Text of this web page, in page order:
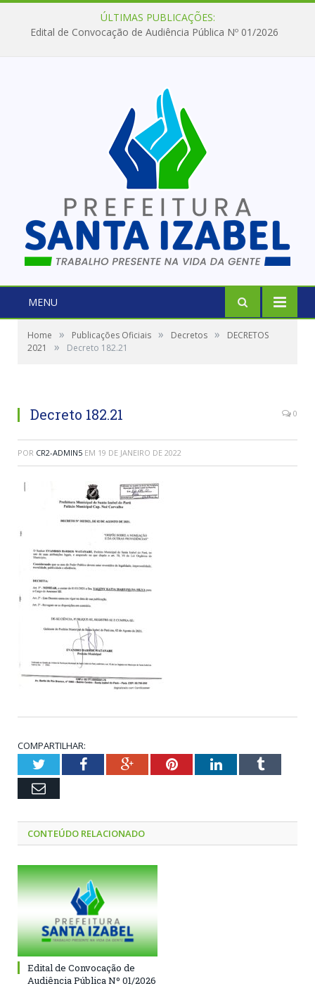
ÚLTIMAS PUBLICAÇÕES:
Edital de Convocação de Audiência Pública Nº 01/2026
MENU
Home » Publicações Oficiais » Decretos »
DECRETOS
2021
» Decreto 182.21
Decreto 182.21 0
POR CR2-ADMIN5 EM 19 DE JANEIRO DE 2022
COMPARTILHAR:
TwitterFacebookGoogle+PinterestLinkedInTumblr
Email
CONTEÚDO RELACIONADO
Edital de Convocação de
Audiência Pública Nº 01/2026